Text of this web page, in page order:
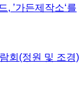
, ’가든제작소‘를
회(정원 및 조경)